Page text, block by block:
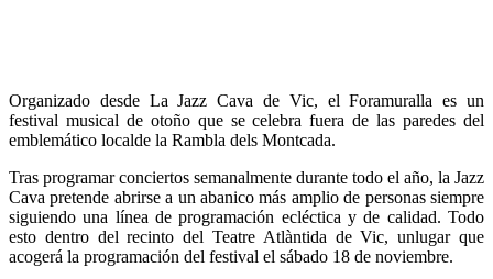
Organizado desde La Jazz Cava de Vic, el Foramuralla es un
festival musical de otoño que se celebra fuera de las paredes del
emblemático localde la Rambla dels Montcada.
Tras programar conciertos semanalmente durante todo el año, la Jazz
Cava pretende abrirse a un abanico más amplio de personas siempre
siguiendo una línea de programación ecléctica y de calidad. Todo
esto dentro del recinto del Teatre Atlàntida de Vic, unlugar que
acogerá la programación del festival el sábado 18 de noviembre.